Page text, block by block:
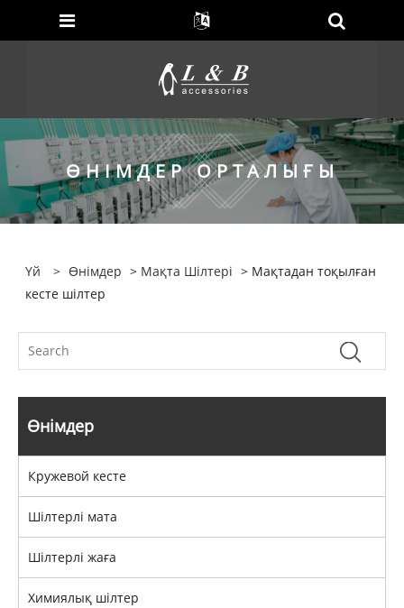
ӨНІМДЕР ОРТАЛЫҒЫ
Үй > Өнімдер > Мақта Шілтері > Мақтадан тоқылған
кесте шілтер
Өнімдер
Кружевой кесте
Шілтерлі мата
Шілтерлі жаға
Химиялық шілтер